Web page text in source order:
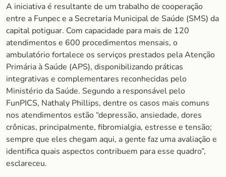
A iniciativa é resultante de um trabalho de cooperação
entre a Funpec e a Secretaria Municipal de Saúde (SMS) da
capital potiguar. Com capacidade para mais de 120
atendimentos e 600 procedimentos mensais, o
ambulatório fortalece os serviços prestados pela Atenção
Primária à Saúde (APS), disponibilizando práticas
integrativas e complementares reconhecidas pelo
Ministério da Saúde. Segundo a responsável pelo
FunPICS, Nathaly Phillips, dentre os casos mais comuns
nos atendimentos estão “depressão, ansiedade, dores
crônicas, principalmente, fibromialgia, estresse e tensão;
sempre que eles chegam aqui, a gente faz uma avaliação e
identifica quais aspectos contribuem para esse quadro”,
esclareceu.